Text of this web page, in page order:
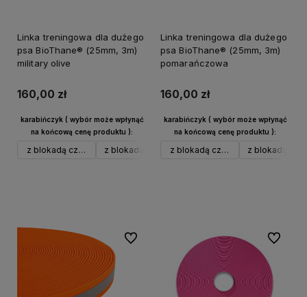
Linka treningowa dla dużego
psa BioThane® (25mm, 3m)
military olive
160,00 zł
karabińczyk ( wybór może wpłynąć
na końcową cenę produktu ):
z blokadą czarny aluz blokadą srebrny aluw typie Frog do 40 kg czarny
Linka treningowa dla dużego
psa BioThane® (25mm, 3m)
pomarańczowa
160,00 zł
karabińczyk ( wybór może wpłynąć
na końcową cenę produktu ):
z blokadą czarny aluz blokadą
Do ulubionych Do